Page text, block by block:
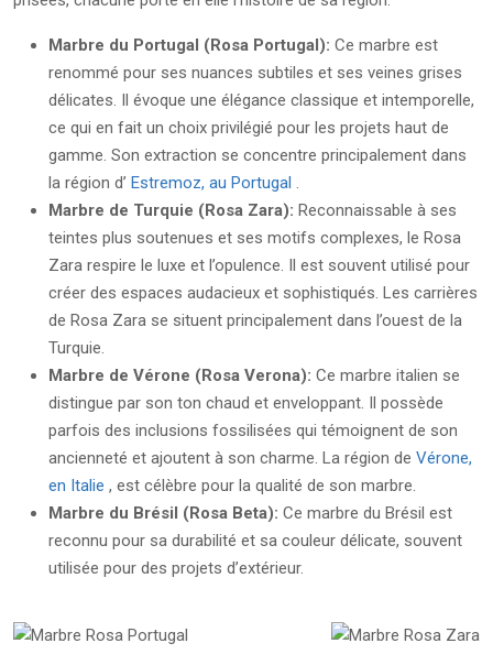
Marbre du Portugal (Rosa Portugal): Ce marbre est
renommé pour ses nuances subtiles et ses veines grises
délicates. Il évoque une élégance classique et intemporelle,
ce qui en fait un choix privilégié pour les projets haut de
gamme. Son extraction se concentre principalement dans
la région d’ Estremoz, au Portugal .
Marbre de Turquie (Rosa Zara): Reconnaissable à ses
teintes plus soutenues et ses motifs complexes, le Rosa
Zara respire le luxe et l’opulence. Il est souvent utilisé pour
créer des espaces audacieux et sophistiqués. Les carrières
de Rosa Zara se situent principalement dans l’ouest de la
Turquie.
Marbre de Vérone (Rosa Verona): Ce marbre italien se
distingue par son ton chaud et enveloppant. Il possède
parfois des inclusions fossilisées qui témoignent de son
ancienneté et ajoutent à son charme. La région de Vérone,
en Italie , est célèbre pour la qualité de son marbre.
Marbre du Brésil (Rosa Beta): Ce marbre du Brésil est
reconnu pour sa durabilité et sa couleur délicate, souvent
utilisée pour des projets d’extérieur.